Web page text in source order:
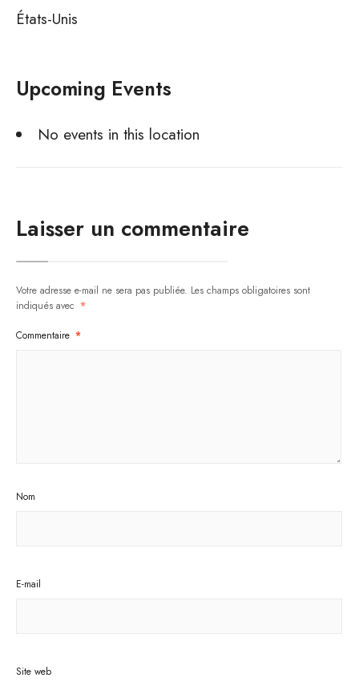
États-Unis
Upcoming Events
No events in this location
Laisser un commentaire
Votre adresse e-mail ne sera pas publiée. Les champs obligatoires sont
indiqués avec *
Commentaire *
Nom
E-mail
Site web